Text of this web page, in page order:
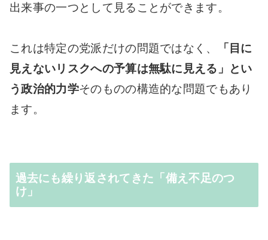
出来事の一つとして見ることができます。
これは特定の党派だけの問題ではなく、
「目に
見えないリスクへの予算は無駄に見える」とい
う政治的力学そのものの構造的な問題でもあり
ます。
過去にも繰り返されてきた「備え不足のつ
け」